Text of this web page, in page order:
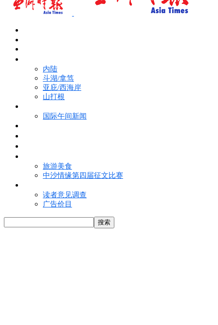
内陆
斗湖/拿笃
亚庇/西海岸
山打根
国际午间新闻
旅游美食
中沙情缘第四届征文比赛
读者意见调查
广告价目